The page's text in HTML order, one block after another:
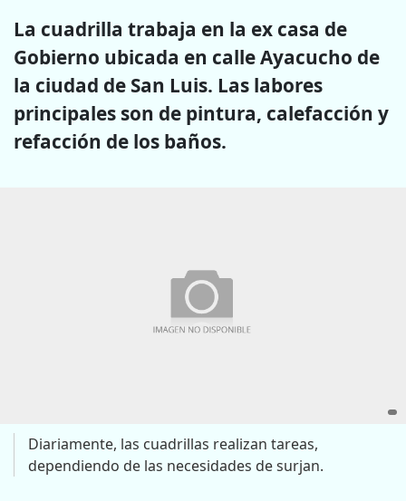
La cuadrilla trabaja en la ex casa de
Gobierno ubicada en calle Ayacucho de
la ciudad de San Luis. Las labores
principales son de pintura, calefacción y
refacción de los baños.
Diariamente, las cuadrillas realizan tareas,
dependiendo de las necesidades de surjan.